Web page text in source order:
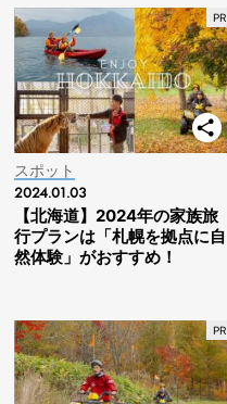
スポット
2024.01.03
【北海道】2024年の家族旅
行プランは「札幌を拠点に自
然体験」がおすすめ！